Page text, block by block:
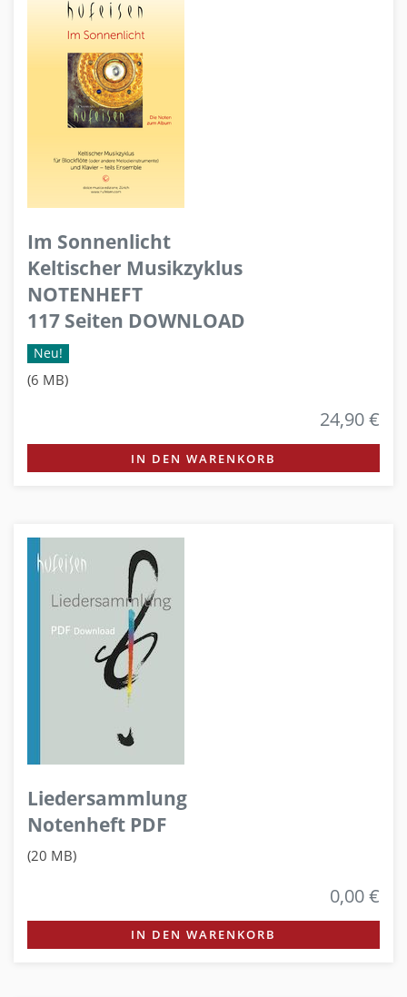
Im Sonnenlicht
Keltischer Musikzyklus
NOTENHEFT
117 Seiten DOWNLOAD
Neu!
(6 MB)
24,90 €
IN DEN WARENKORB
Liedersammlung
Notenheft PDF
(20 MB)
0,00 €
IN DEN WARENKORB